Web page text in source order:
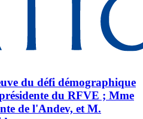
du défi démographique
du RFVE ; Mme
de l'Andev, et M.